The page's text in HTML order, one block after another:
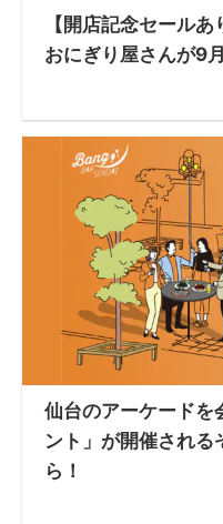
【開店記念セール
おにぎり屋さんが9
仙台のアーケードを
ント」が開催され
ら！